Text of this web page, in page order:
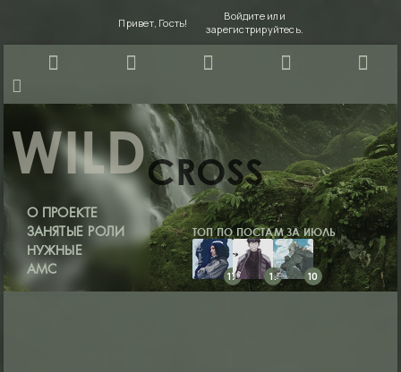
О ПРОЕКТЕ
ЗАНЯТЫЕ РОЛИ
НУЖНЫЕ
АМС
WILDCROSS
ТОП ПО ПОСТАМ ЗА ИЮЛЬ
17 11 10
Привет, Гость! Войдитеили
зарегистрируйтесь.